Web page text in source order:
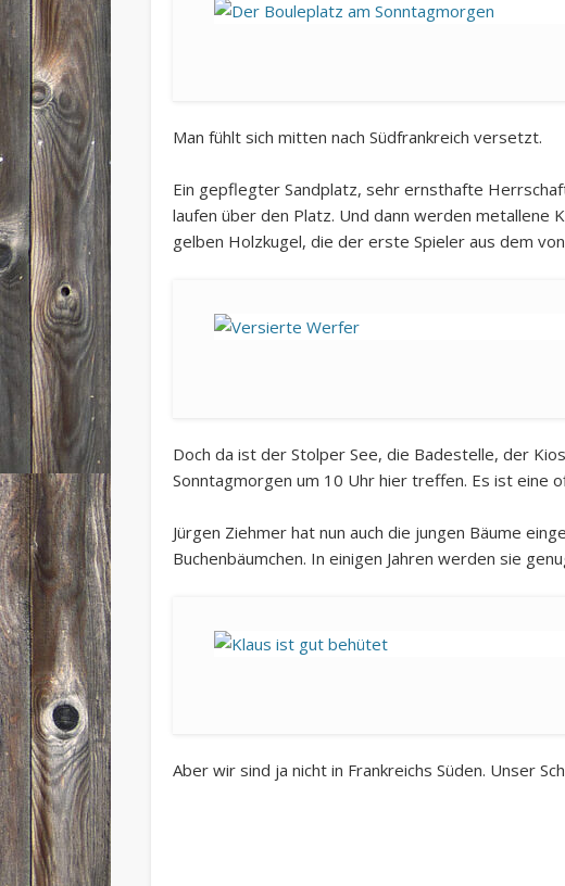
Man fühlt sich mitten nach Südfrankreich versetzt.
Ein gepflegter Sandplatz, sehr ernsthafte
laufen über den Platz. Und dann werden metallene
gelben Holzkugel, die der erste Spieler aus dem
Doch da ist der Stolper See, die Badestelle, der
Sonntagmorgen um 10 Uhr hier treffen. Es ist eine
Jürgen Ziehmer hat nun auch die jungen Bäume
Buchenbäumchen. In einigen Jahren werden sie
Aber wir sind ja nicht in Frankreichs Süden. Unser